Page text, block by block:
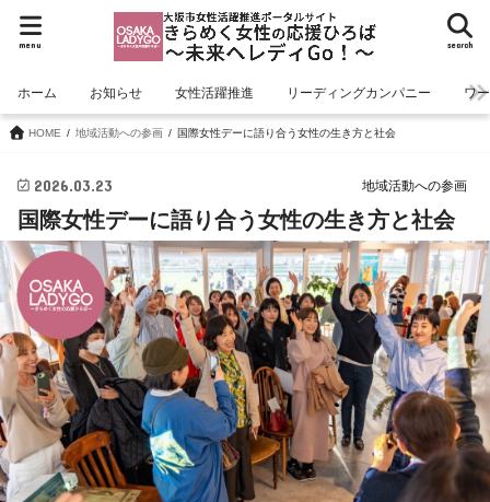
search
menu
ホーム お知らせ 女性活躍推進 リーディングカンパニー ワ
HOME 地域活動への参画 国際女性デーに語り合う女性の生き方と社会
地域活動への参画
2026.03.23
国際女性デーに語り合う女性の生き方と社会